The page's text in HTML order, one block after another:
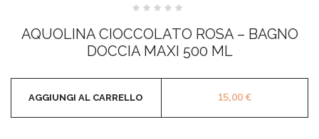
su
5
AQUOLINA CIOCCOLATO ROSA – BAGNO
DOCCIA MAXI 500 ML
15,00€
AGGIUNGI AL CARRELLO